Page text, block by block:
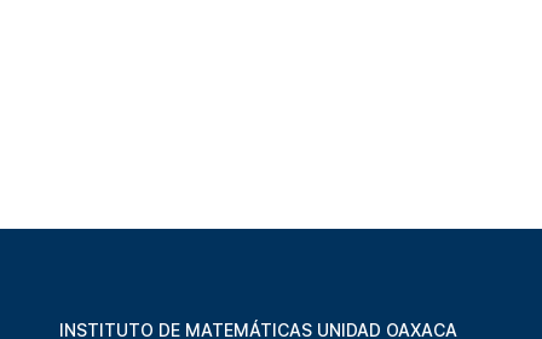
INSTITUTO DE MATEMÁTICAS UNIDAD OAXACA